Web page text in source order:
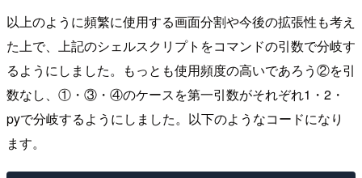
以上のように頻繁に使用する画面分割や今後の拡張性も考え
た上で、上記のシェルスクリプトをコマンドの引数で分岐す
るようにしました。もっとも使用頻度の高いであろう②を引
数なし、①・③・④のケースを第一引数がそれぞれ1・2・
pyで分岐するようにしました。以下のようなコードになり
ます。